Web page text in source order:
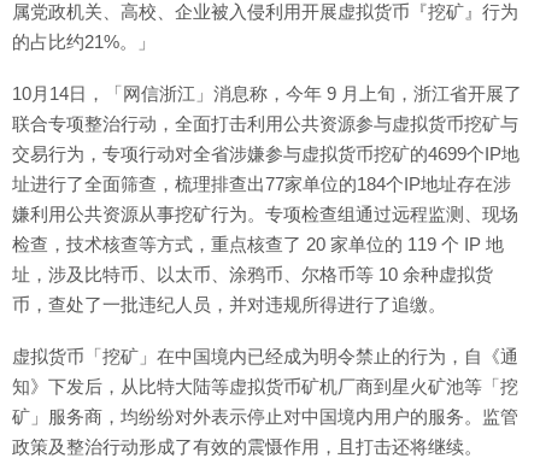
属党政机关、高校、企业被入侵利用开展虚拟货币『挖矿』行为
的占比约21%。」
10月14日，「网信浙江」消息称，今年 9 月上旬，浙江省开展了
联合专项整治行动，全面打击利用公共资源参与虚拟货币挖矿与
交易行为，专项行动对全省涉嫌参与虚拟货币挖矿的4699个IP地
址进行了全面筛查，梳理排查出77家单位的184个IP地址存在涉
嫌利用公共资源从事挖矿行为。专项检查组通过远程监测、现场
检查，技术核查等方式，重点核查了 20 家单位的 119 个 IP 地
址，涉及比特币、以太币、涂鸦币、尔格币等 10 余种虚拟货
币，查处了一批违纪人员，并对违规所得进行了追缴。
虚拟货币「挖矿」在中国境内已经成为明令禁止的行为，自《通
知》下发后，从比特大陆等虚拟货币矿机厂商到星火矿池等「挖
矿」服务商，均纷纷对外表示停止对中国境内用户的服务。监管
政策及整治行动形成了有效的震慑作用，且打击还将继续。